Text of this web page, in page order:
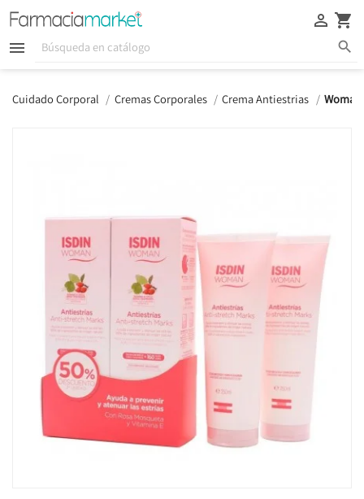
  
 
Cuidado Corporal Cremas Corporales Crema Antiestrias